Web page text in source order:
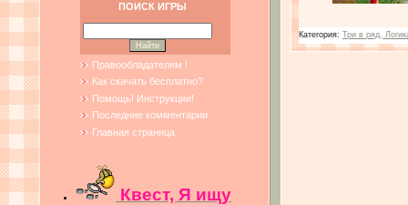
ПОИСК ИГРЫ
Правообладателям !
Как скачать бесплатно?
Помощь! Инструкции!
Последние комментарии
Главная страница
Квест, Я ищу
Категория: Три в ряд,